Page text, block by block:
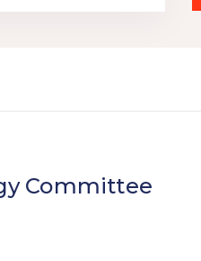
Committee